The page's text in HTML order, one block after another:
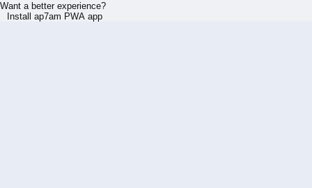
Want a better experience?
Install ap7am PWA app